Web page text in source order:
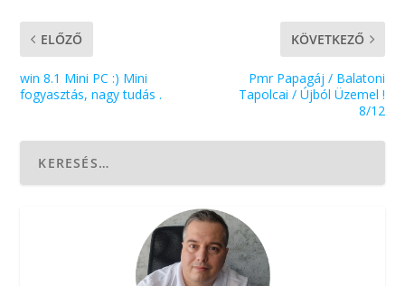
ELŐZŐ
win 8.1 Mini PC :) Mini
fogyasztás, nagy tudás .
KÖVETKEZŐ
Pmr Papagáj / Balatoni
Tapolcai / Újból Üzemel !
8/12